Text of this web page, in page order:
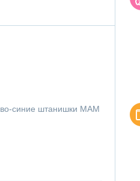
синие штанишки МАМ